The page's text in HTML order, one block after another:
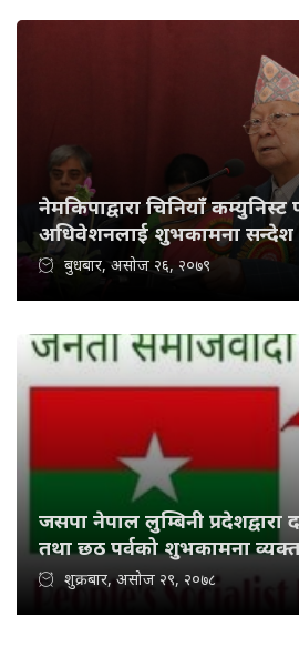
नेमकिपाद्वारा चिनियाँ कम्युनिस्ट
अधिवेशनलाई शुभकामना सन्देश
बुधबार, असोज २६, २०७९
जसपा नेपाल लुम्बिनी
तथा छठ पर्वको शुभकामना व्यक्त
शुक्रबार, असोज २९, २०७८